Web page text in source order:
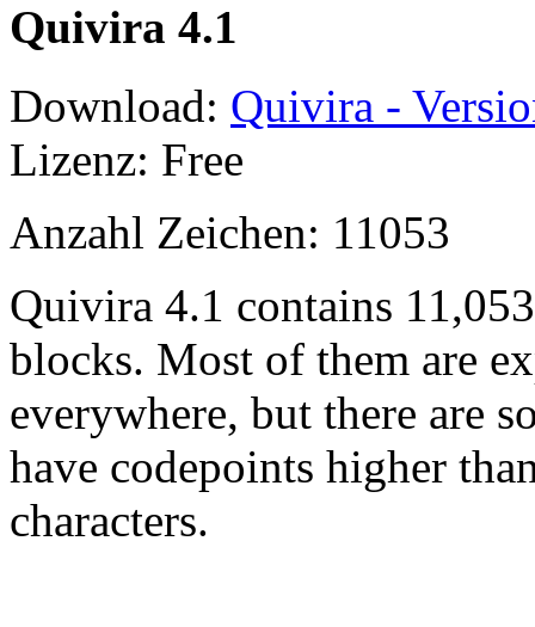
Quivira 4.1
Download: Quivira -
Lizenz: Free
Anzahl Zeichen: 11053
Quivira 4.1 contains
blocks. Most of them are
everywhere, but there are
have codepoints higher
characters.